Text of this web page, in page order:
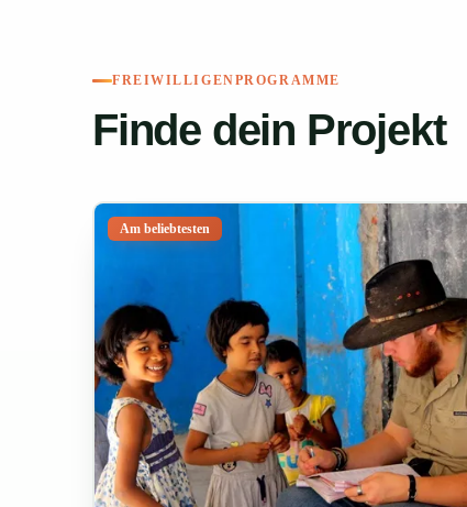
FREIWILLIGENPROGRAMME
Finde dein Projekt
Am beliebtesten